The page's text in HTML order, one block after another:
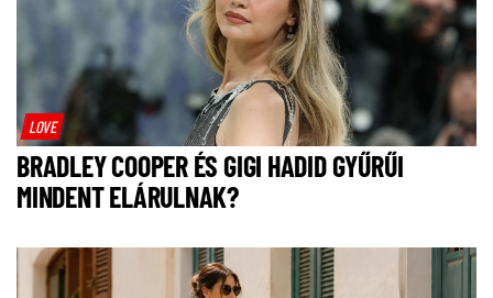
LOVE
BRADLEY COOPER ÉS GIGI HADID GYŰRŰI
MINDENT ELÁRULNAK?